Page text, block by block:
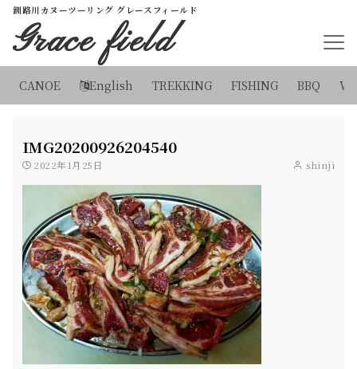
釧路川カヌーツーリング グレースフィールド
Grace field
CANOE English TREKKING FISHING BBQ
IMG20200926204540
2022年1月25日 shinji